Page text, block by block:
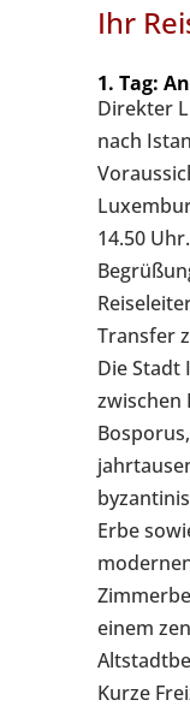
Ihr
1. Tag:
Direkter
nach
14.50 Uhr.
Transfer
Die Stadt
zwischen
Erbe
einem
Kurze